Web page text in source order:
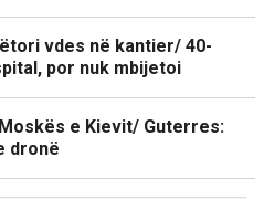
vdes në kantier/ 40-
por nuk mbijetoi
e Kievit/ Guterres:
dronë